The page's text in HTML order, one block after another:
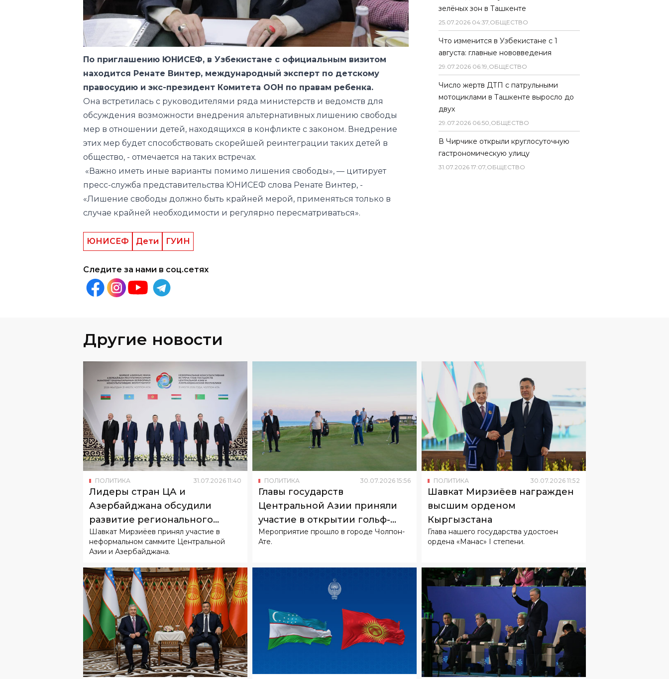
По приглашению ЮНИСЕФ, в Узбекистане с официальным визитом
находится Ренате Винтер, международный эксперт по детскому
правосудию и экс-президент Комитета ООН по правам ребенка.
Она встретилась с руководителями ряда министерств и ведомств для
обсуждения возможности внедрения альтернативных лишению свободы
мер в отношении детей, находящихся в конфликте с законом. Внедрение
этих мер будет способствовать скорейшей реинтеграции таких детей в
общество, - отмечается на таких встречах.
«Важно иметь иные варианты помимо лишения свободы», — цитирует
пресс-служба представительства ЮНИСЕФ слова Ренате Винтер, -
«Лишение свободы должно быть крайней мерой, применяться только в
случае крайней необходимости и регулярно пересматриваться».
ЮНИСЕФ Дети ГУИН
Следите за нами в соц.сетях
зелёных зон в Ташкенте
25.07.2026 04:37,ОБЩЕСТВО
Что изменится в Узбекистане с 1
августа: главные нововведения
29.07.2026 06:19,ОБЩЕСТВО
Число жертв ДТП с патрульными
мотоциклами в Ташкенте выросло до
двух
29.07.2026 06:50,ОБЩЕСТВО
В Чирчике открыли круглосуточную
гастрономическую улицу
31.07.2026 17:07,ОБЩЕСТВО
Другие новости
ПОЛИТИКА 31.07.2026 11:40
Лидеры стран ЦА и
Азербайджана обсудили
развитие регионального
сотрудничества
Шавкат Мирзиёев принял участие в
неформальном саммите Центральной
Азии и Азербайджана.
ПОЛИТИКА 30.07.2026 15:56
Главы государств
Центральной Азии приняли
участие в открытии гольф-
клуба на Иссык-Куле
Мероприятие прошло в городе Чолпон-
Ате.
ПОЛИТИКА 30.07.2026 11:52
Шавкат Мирзиёев награжден
высшим орденом
Кыргызстана
Глава нашего государства удостоен
ордена «Манас» I степени.